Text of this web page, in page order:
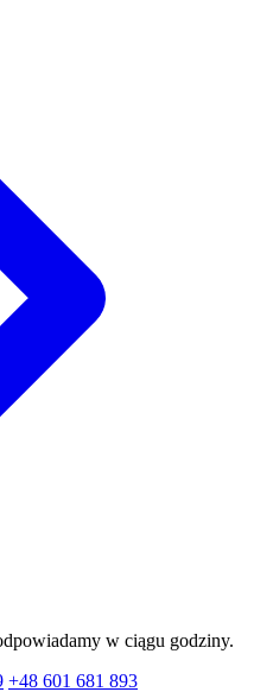
w ciągu godziny.
+48 601 681 893